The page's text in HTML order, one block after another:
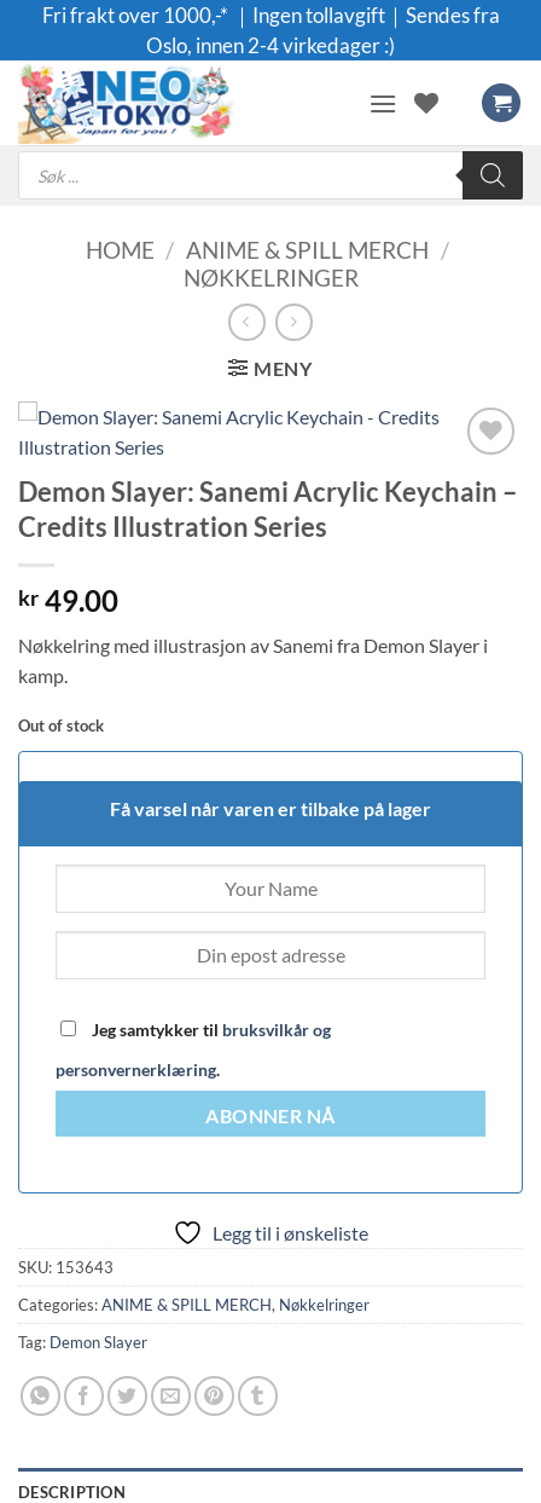
content
Fri frakt over 1000,-* ｜Ingen tollavgift｜Sendes fra
Oslo, innen 2-4 virkedager :)
Products
search
HOME / ANIME & SPILL MERCH /
NØKKELRINGER
MENY
Legg til i
ønskeliste
Demon Slayer: Sanemi Acrylic Keychain –
Credits Illustration Series
kr 49.00
Nøkkelring med illustrasjon av Sanemi fra Demon Slayer i
kamp.
Out of stock
Få varsel når varen er tilbake på lager
Jeg samtykker til bruksvilkår og
personvernerklæring.
ABONNER NÅ
Legg til i ønskeliste
SKU: 153643
Categories:ANIME & SPILL MERCH, Nøkkelringer
Tag: Demon Slayer
DESCRIPTION